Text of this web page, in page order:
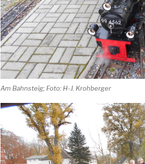
Am Bahnsteig; Foto: H-J. Krohberger